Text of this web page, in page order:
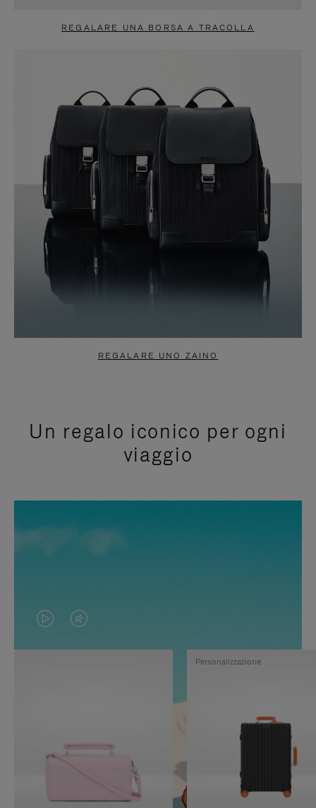
REGALARE UNA BORSA A TRACOLLA
REGALARE UNO ZAINO
Un regalo iconico per ogni
viaggio
IL
VIDEO
PAUSA,
PREMERE
IL
VIDEO
SILENZIATO,
ATTIVARE
Personalizzazione